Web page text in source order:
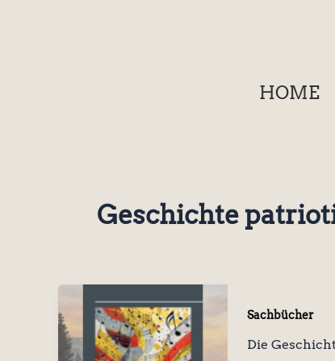
HOME
Geschichte
Sachbücher
Die